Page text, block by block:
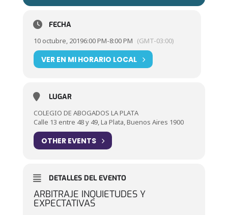
FECHA
10 octubre, 20196:00 PM-8:00 PM (GMT-03:00)
VER EN MI HORARIO LOCAL
LUGAR
COLEGIO DE ABOGADOS LA PLATA
Calle 13 entre 48 y 49, La Plata, Buenos Aires 1900
OTHER EVENTS
DETALLES DEL EVENTO
ARBITRAJE INQUIETUDES Y
EXPECTATIVAS